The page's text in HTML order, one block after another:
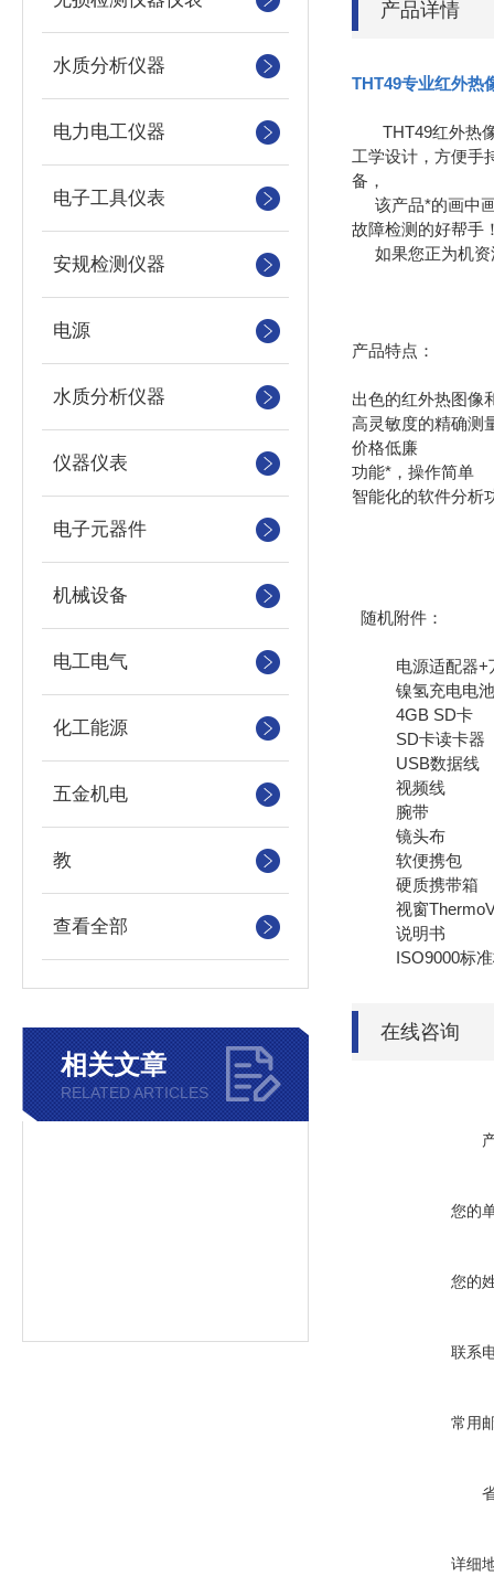
水质分析仪器
电力电工仪器
电子工具仪表
安规检测仪器
电源
水质分析仪器
仪器仪表
电子元器件
机械设备
电工电气
化工能源
五金机电
教
查看全部
相关文章
RELATED ARTICLES
产品详情
THT49专业红外热
THT49红外热
工学设计，方便手
备，
该产品*的画中
故障检测的好帮手
如果您正为机
产品特点：
出色的红外热图像
高灵敏度的精确测
价格低廉
功能*，操作简单
智能化的软件分析
随机附件：
电源适配器+
镍氢充电电池
4GB SD卡
SD卡读卡器
USB数据线
视频线
腕带
镜头布
软便携包
硬质携带箱
视窗
说明书
ISO9000标准
在线咨询
您的
您的
联系
常用
详细